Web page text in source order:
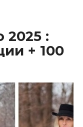
2025 :
+ 100